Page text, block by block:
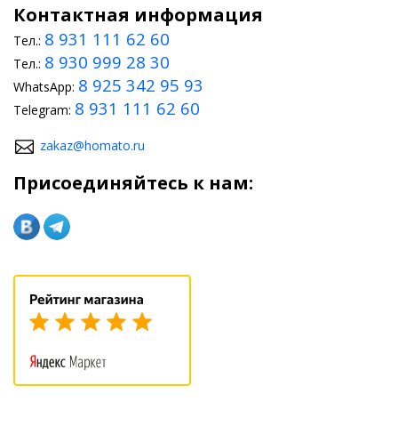
Контактная информация
Тел.: 8 931 111 62 60
Тел.: 8 930 999 28 30
WhatsApp: 8 925 342 95 93
Telegram: 8 931 111 62 60
zakaz@homato.ru
Присоединяйтесь к нам: